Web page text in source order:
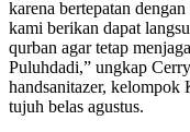
karena bertepatan
kami berikan dapat
qurban agar tetap
Puluhdadi,” ungkap
handsanitazer,
tujuh belas agustus.